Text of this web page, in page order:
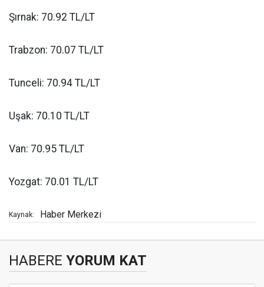
Şırnak: 70.92 TL/LT
Trabzon: 70.07 TL/LT
Tunceli: 70.94 TL/LT
Uşak: 70.10 TL/LT
Van: 70.95 TL/LT
Yozgat: 70.01 TL/LT
Kaynak: Haber Merkezi
HABERE YORUM KAT